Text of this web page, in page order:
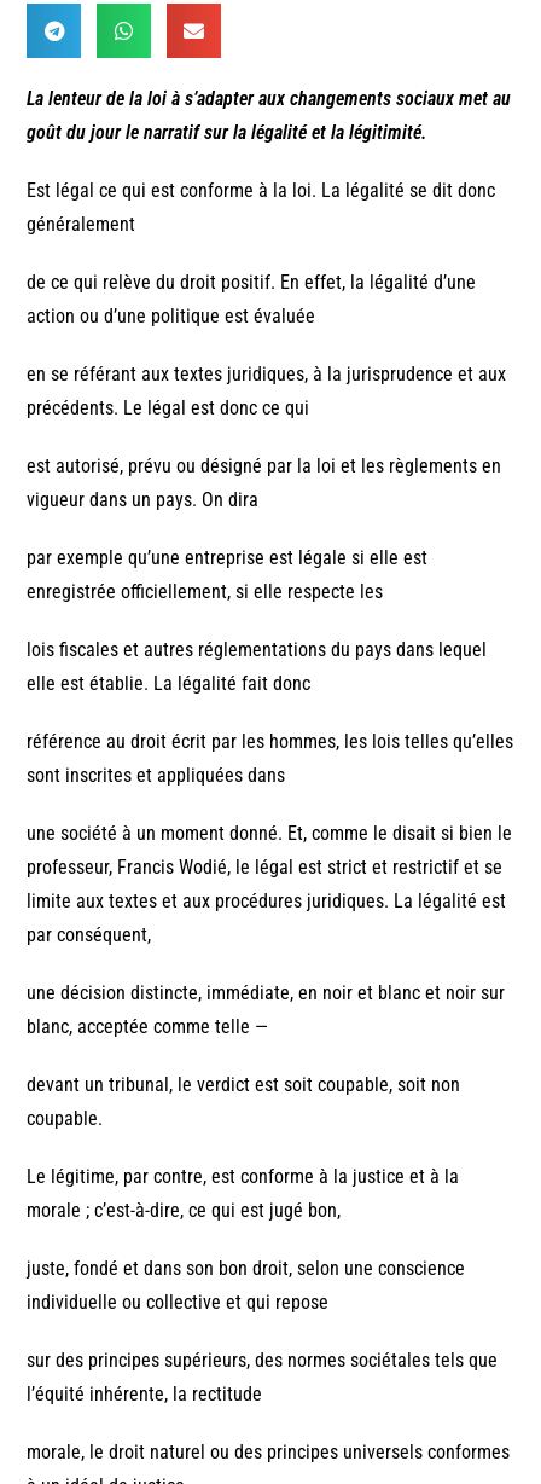
La lenteur de la loi à s’adapter aux changements sociaux met au
goût du jour le narratif sur la légalité et la légitimité.
Est légal ce qui est conforme à la loi. La légalité se dit donc
généralement
de ce qui relève du droit positif. En effet, la légalité d’une
action ou d’une politique est évaluée
en se référant aux textes juridiques, à la jurisprudence et aux
précédents. Le légal est donc ce qui
est autorisé, prévu ou désigné par la loi et les règlements en
vigueur dans un pays. On dira
par exemple qu’une entreprise est légale si elle est
enregistrée officiellement, si elle respecte les
lois fiscales et autres réglementations du pays dans lequel
elle est établie. La légalité fait donc
référence au droit écrit par les hommes, les lois telles qu’elles
sont inscrites et appliquées dans
une société à un moment donné. Et, comme le disait si bien le
professeur, Francis Wodié, le légal est strict et restrictif et se
limite aux textes et aux procédures juridiques. La légalité est
par conséquent,
une décision distincte, immédiate, en noir et blanc et noir sur
blanc, acceptée comme telle —
devant un tribunal, le verdict est soit coupable, soit non
coupable.
Le légitime, par contre, est conforme à la justice et à la
morale ; c’est-à-dire, ce qui est jugé bon,
juste, fondé et dans son bon droit, selon une conscience
individuelle ou collective et qui repose
sur des principes supérieurs, des normes sociétales tels que
l’équité inhérente, la rectitude
morale, le droit naturel ou des principes universels conformes